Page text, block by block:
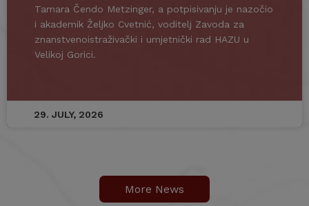
Tamara Čendo Metzinger, a potpisivanju je nazočio
i akademik Željko Cvetnić, voditelj Zavoda za
znanstvenoistraživački i umjetnički rad HAZU u
Velikoj Gorici.
29. JULY, 2026
More News